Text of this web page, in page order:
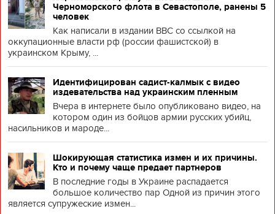
Черноморского флота в Севастополе, ранены 5
человек
Как написали в издании BBC со ссылкой на
оккупационные власти рф (россии фашистской) в
украинском Крыму, ...
Идентифицирован садист-калмык с видео
издевательства над украинским пленным
Вчера в интернете было опубликовано видео, на
котором один из бойцов армии русских убийц,
насильников и мароде...
Шокирующая статистика измен и их причины.
Кто и почему чаще предает партнеров
В последние годы в Украине распадается
большое количество пар Одной из причин этого
является супружеские измен...